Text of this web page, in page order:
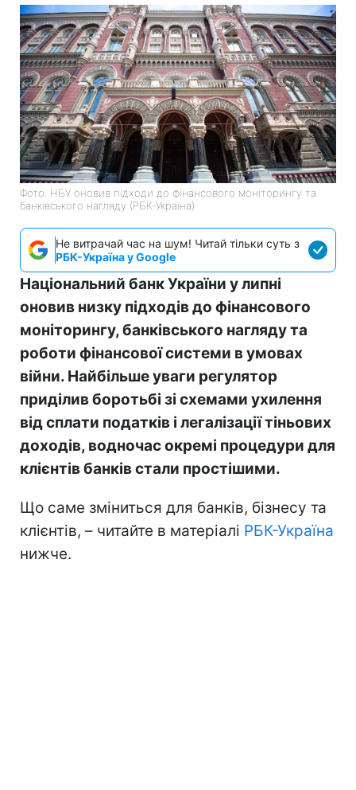
Фото: НБУ оновив підходи до фінансового моніторингу та
банківського нагляду (РБК-Україна)
Не витрачай час на шум! Читай тільки суть з
РБК-Україна у Google
Національний банк України у липні
оновив низку підходів до фінансового
моніторингу, банківського нагляду та
роботи фінансової системи в умовах
війни. Найбільше уваги регулятор
приділив боротьбі зі схемами ухилення
від сплати податків і легалізації тіньових
доходів, водночас окремі процедури для
клієнтів банків стали простішими.
Що саме зміниться для банків, бізнесу та
клієнтів, – читайте в матеріалі РБК-Україна
нижче.